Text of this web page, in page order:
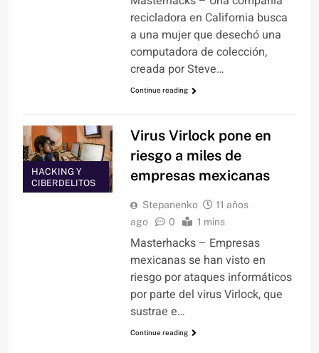
recicladora en California busca
a una mujer que desechó una
computadora de colección,
creada por Steve…
Continue reading
HACKING Y
CIBERDELITOS
Virus Virlock pone en
riesgo a miles de
empresas mexicanas
Stepanenko
11 años
ago
0 1 mins
Masterhacks – Empresas
mexicanas se han visto en
riesgo por ataques informáticos
por parte del virus Virlock, que
sustrae e…
Continue reading